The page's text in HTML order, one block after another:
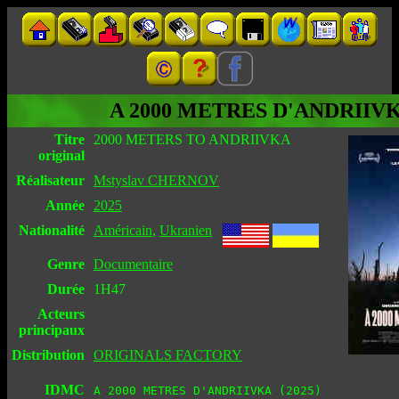
A 2000 METRES
Titre
original
2000 METERS TO ANDRIIVKA
Réalisateur Mstyslav CHERNOV
Année
2025
Nationalité
Américain, Ukranien
Genre Documentaire
Durée
1H47
Acteurs
principaux
Distribution
ORIGINALS FACTORY
IDMC A 2000 METRES D'ANDRIIVKA (2025)